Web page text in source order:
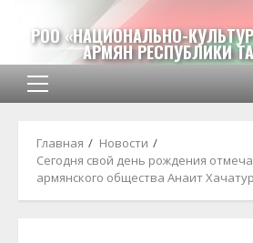
содержимому
РОО «НАЦИОНАЛЬНО-
АРМЯН РЕСПУБЛИКИ
Основное
Главная
Новости
Сегодня свой день рождения
армянского общества Анаит